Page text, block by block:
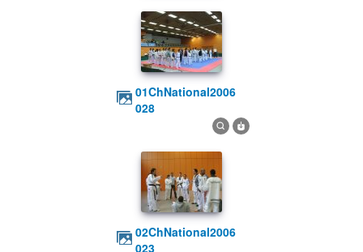
01ChNational2006
028
02ChNational2006
023